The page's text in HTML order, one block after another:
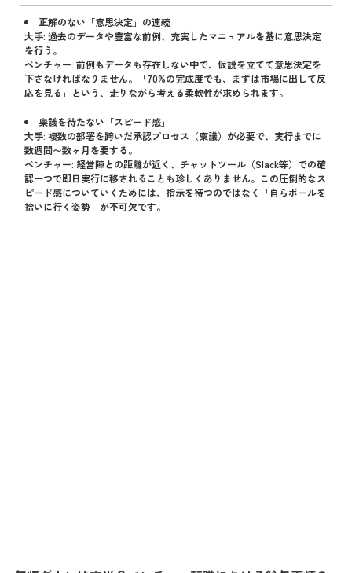
正解のない「意思決定」の連続
大手: 過去のデータや豊富な前例、充実したマニュアルを基に意思決定
を行う。
ベンチャー: 前例もデータも存在しない中で、仮説を立てて意思決定を
下さなければなりません。「70%の完成度でも、まずは市場に出して反
応を見る」という、走りながら考える柔軟性が求められます。
稟議を待たない「スピード感」
大手: 複数の部署を跨いだ承認プロセス（稟議）が必要で、実行までに
数週間〜数ヶ月を要する。
ベンチャー: 経営陣との距離が近く、チャットツール（Slack等）での確
認一つで即日実行に移されることも珍しくありません。この圧倒的なス
ピード感についていくためには、指示を待つのではなく「自らボールを
拾いに行く姿勢」が不可欠です。